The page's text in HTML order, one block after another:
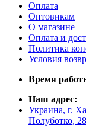
Оплата
Оптовикам
О магазине
Оплата и
Политика
Условия
Время
Наш адрес:
Украина, г.
Полуботко, 28